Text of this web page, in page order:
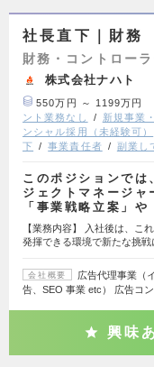
社長直下｜財務
財務・コントローラ
株式会社ナハト
550万円 ～ 1199万円
ント業務なし
新規事業
ンシャル採用（未経験可）
下
事業責任者 副業し
このポジションでは
ジェクトマネージャ
「事業戦略立案」
【業務内容】 入社後は、こ
発揮できる環境で新たな挑
会社概要
広告代理事業（
告、SEO 事業 etc） 広告コ
興味